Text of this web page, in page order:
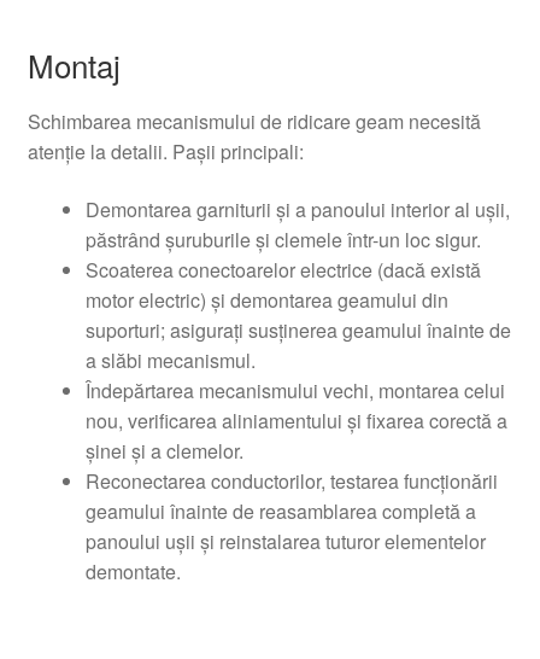
Montaj
Schimbarea mecanismului de ridicare geam necesită
atenție la detalii. Pașii principali:
Demontarea garniturii și a panoului interior al ușii,
păstrând șuruburile și clemele într-un loc sigur.
Scoaterea conectoarelor electrice (dacă există
motor electric) și demontarea geamului din
suporturi; asigurați susținerea geamului înainte de
a slăbi mecanismul.
Îndepărtarea mecanismului vechi, montarea celui
nou, verificarea aliniamentului și fixarea corectă a
șinei și a clemelor.
Reconectarea conductorilor, testarea funcționării
geamului înainte de reasamblarea completă a
panoului ușii și reinstalarea tuturor elementelor
demontate.